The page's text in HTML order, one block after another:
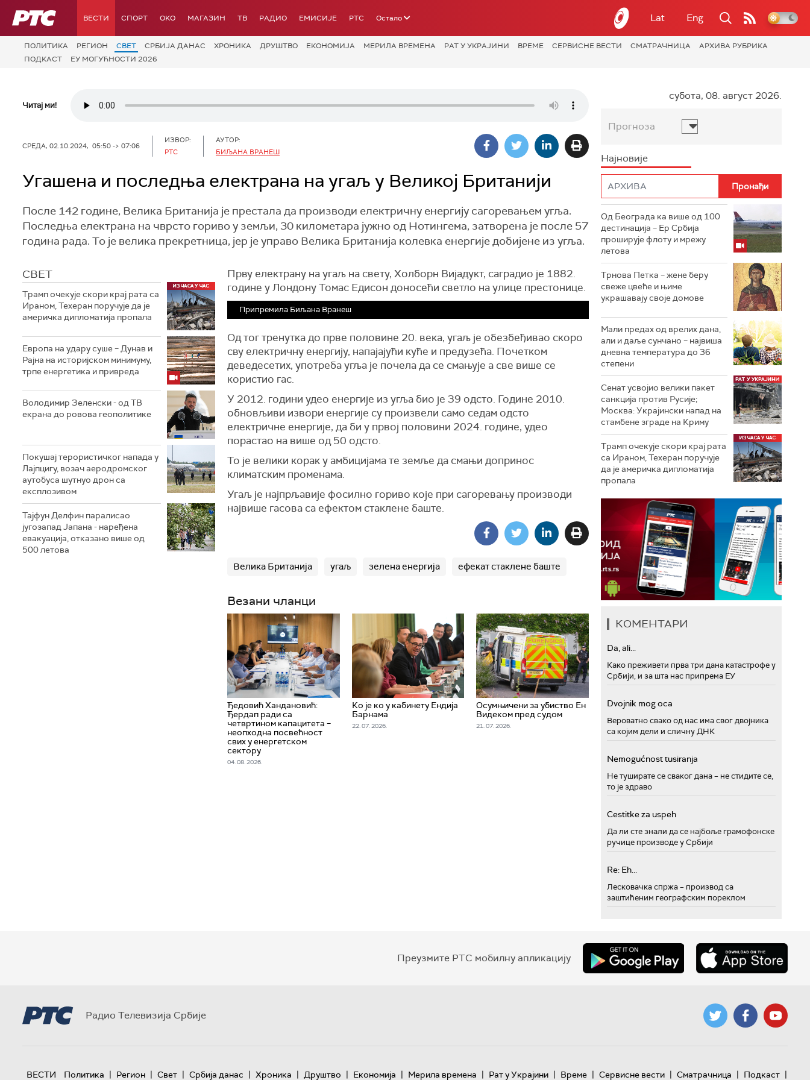
РТС ВЕСТИ СПОРТ OKO МАГАЗИН ТВ РАДИО ЕМИСИЈЕ РТС Остало Lat Eng
ПОЛИТИКА РЕГИОН СВЕТ СРБИЈА ДАНАС ХРОНИКА ДРУШТВО ЕКОНОМИЈА МЕРИЛА ВРЕМЕНА РАТ У УКРАЈИНИ ВРЕМЕ СЕРВИСНЕ ВЕСТИ СМАТРАЧНИЦА
АРХИВА РУБРИКА
ПОДКАСТ
ЕУ МОГУЋНОСТИ 2026
Читај ми!
СРЕДА, 02.10.2024, 05:50 -> 07:06
ИЗВОР:
РТС
АУТОР:
БИЉАНА ВРАНЕШ
Угашена и последња електрана на угаљ у Великој Британији
После 142 године, Велика Британија је престала да производи електричну енергију сагоревањем угља.
Последња електрана на чврсто гориво у земљи, 30 километара јужно од Нотингема, затворена је после 57
година рада. То је велика прекретница, јер је управо Велика Британија колевка енергије добијене из угља.
СВЕТ
Трамп очекује скори крај рата са
Ираном, Техеран поручује да је
америчка дипломатија пропала
Европа на удару суше – Дунав и
Рајна на историјском минимуму,
трпе енергетика и привреда
Володимир Зеленски - од ТВ
екрана до ровова геополитике
Покушај терористичког напада у
Лајпцигу, возач аеродромског
аутобуса шутнуо дрон са
експлозивом
Тајфун Делфин паралисао
југозапад Јапана - наређена
евакуација, отказано више од
500 летова
Прву електрану на угаљ на свету, Холборн Вијадукт, саградио је 1882.
године у Лондону Томас Едисон доносећи светло на улице престонице.
Припремила Биљана Вранеш
Од тог тренутка до прве половине 20. века, угаљ је обезбеђивао скоро
сву електричну енергију, напајајући куће и предузећа. Почетком
деведесетих, употреба угља је почела да се смањује а све више се
користио гас.
У 2012. години удео енергије из угља био је 39 одсто. Године 2010.
обновљиви извори енергије су произвели само седам одсто
електричне енергије, да би у првој половини 2024. године, удео
порастао на више од 50 одсто.
То је велики корак у амбицијама те земље да смањи допринос
климатским променама.
Угаљ је најпрљавије фосилно гориво које при сагоревању производи
највише гасова са ефектом стаклене баште.
Велика Британија угаљ зелена енергија ефекат стаклене баште
Везани чланци
Ђедовић Хандановић:
Ђердап ради са
четвртином капацитета –
неопходна посвећност
свих у енергетском
сектору
04. 08. 2026.
Ко је ко у кабинету Ендија
Барнама
22. 07. 2026.
Осумњичени за убиство Ен
Видеком пред судом
21. 07. 2026.
субота, 08. август 2026.
Прогноза
Најновије
Од Београда ка више од 100
дестинација – Ер Србија
проширује флоту и мрежу
летова
Трнова Петка – жене беру
свеже цвеће и њиме
украшавају своје домове
Мали предах од врелих дана,
али и даље сунчано – највиша
дневна температура до 36
степени
Сенат усвојио велики пакет
санкција против Русије;
Москва: Украјински напад на
стамбене зграде на Криму
Трамп очекује скори крај рата
са Ираном, Техеран поручује
да је америчка дипломатија
пропала
КОМЕНТАРИ
Da, ali...
Како преживети прва три дана катастрофе у
Србији, и за шта нас припрема ЕУ
Dvojnik mog oca
Вероватно свако од нас има свог двојника
са којим дели и сличну ДНК
Nemogućnost tusiranja
Не туширате се сваког дана – не стидите се,
то је здраво
Cestitke za uspeh
Да ли сте знали да се најбоље грамофонске
ручице производе у Србији
Re: Eh...
Лесковачка спржа – производ са
заштићеним географским пореклом
Преузмите РТС мобилну апликацију
Радио Телевизија Србије
ВЕСТИ Политика | Регион | Свет | Србија данас | Хроника | Друштво | Економија | Мерила времена | Рат у Украјини | Време | Сервисне вести | Сматрачница | Подкаст |